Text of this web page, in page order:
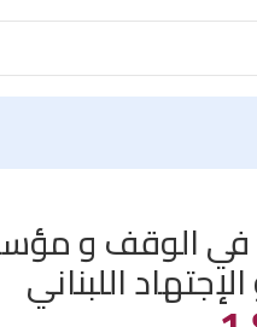
في الوقف و
اللبناني